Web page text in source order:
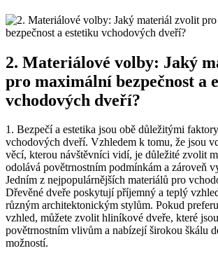
2. Materiálové volby: Jaký
pro maximální bezpečnost​ a
vchodových⁢ dveří?
1. Bezpečí a estetika⁣ jsou obě ⁣důležitými
vchodových ⁣dveří. Vzhledem ‌k tomu,‌ že jsou
‌věcí, kterou návštěvníci vidí, je důležité‌ zvolit
⁤odolává povětrnostním podmínkám a zároveň⁣
Jedním z ‍nejpopulárnějších‍ materiálů pro
Dřevěné dveře poskytují příjemný a‌ teplý
různým architektonickým stylům. Pokud
vzhled, můžete zvolit ⁤hliníkové dveře, ⁤které
povětrnostním⁢ vlivům a nabízejí širokou škálu
možností.